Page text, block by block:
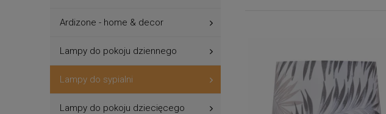
Ardizone - home & decor
Lampy do pokoju dziennego
Lampy do sypialni
Lampy do pokoju dziecięcego